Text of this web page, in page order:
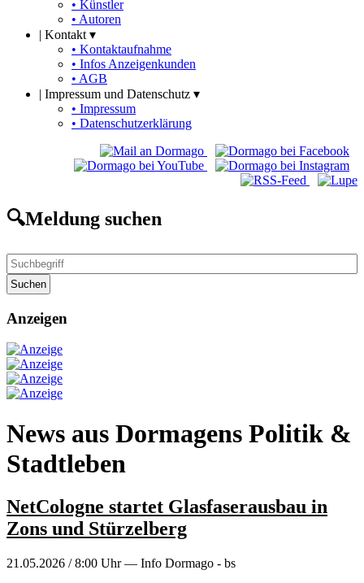
• Künstler
• Autoren
| Kontakt ▾
• Kontaktaufnahme
• Infos Anzeigenkunden
• AGB
| Impressum und Datenschutz ▾
• Impressum
• Datenschutzerklärung
🔍Meldung suchen
Suchen
Anzeigen
News aus Dormagens Politik &
Stadtleben
NetCologne startet Glasfaserausbau in
Zons und Stürzelberg
21.05.2026 / 8:00 Uhr — Info Dormago - bs